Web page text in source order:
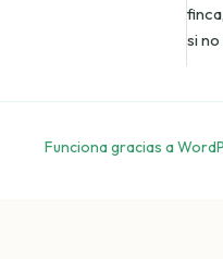
si
Funciona gracias a